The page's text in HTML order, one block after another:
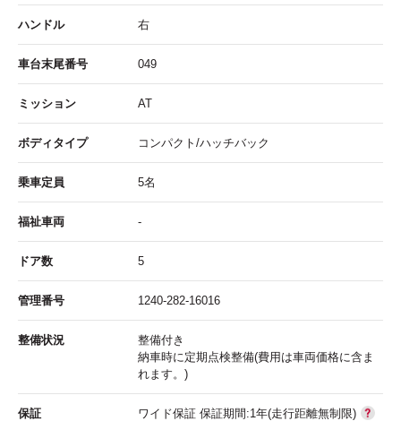
ハンドル 右
車台末尾番号 049
ミッション AT
ボディタイプ コンパクト/ハッチバック
乗車定員 5名
福祉車両 -
ドア数 5
管理番号 1240-282-16016
整備状況
整備付き
納車時に定期点検整備(費用は車両価格に含ま
れます。)
保証 ワイド保証 保証期間:1年(走行距離無制限)